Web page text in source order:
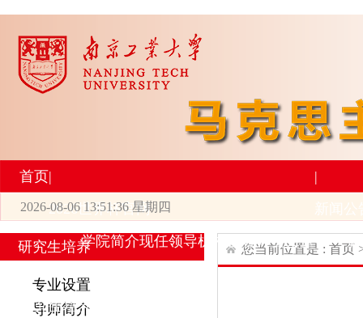
首页|
2026世界杯官网
学院简介现任领导机构设置师资力量
|
研究生培养
2026-08-06 13:51:36 星期四
研究生培养
专业设置
导师简介
您当前位置是 : 首页